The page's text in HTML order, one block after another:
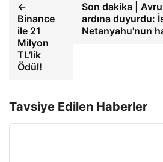
←
Binance
ile 21
Milyon
TL’lik
Ödül!
Son dakika |
ardına duyurdu:
Netanyahu'nun
Tavsiye Edilen Haberler